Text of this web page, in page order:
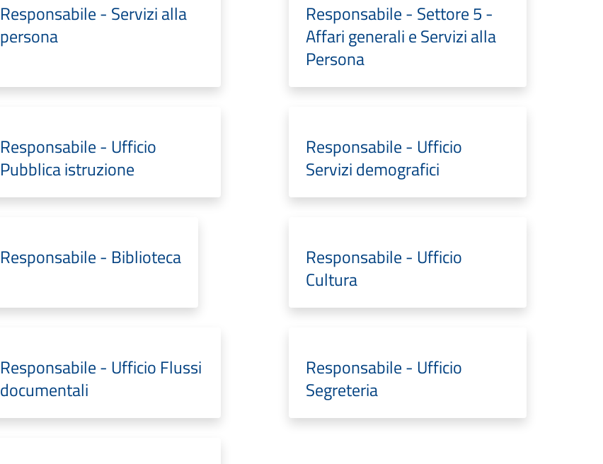
Responsabile - Servizi alla
persona
Responsabile - Settore 5 -
Affari generali e Servizi alla
Persona
Responsabile - Ufficio
Pubblica istruzione
Responsabile - Ufficio
Servizi demografici
Responsabile - Biblioteca
Responsabile - Ufficio
Cultura
Responsabile - Ufficio Flussi
documentali
Responsabile - Ufficio
Segreteria